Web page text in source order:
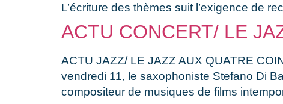
L’écriture des thèmes suit l’exigence de
ACTU CONCERT/ LE
ACTU JAZZ/ LE JAZZ AUX QUATRE
vendredi 11, le saxophoniste Stefano Di
compositeur de musiques de films